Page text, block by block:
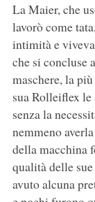
La Maier, che
lavorò come
intimità e
che si concluse
maschere, la
sua Rolleiflex
senza la
nemmeno
della macchina
qualità delle
avuto alcuna